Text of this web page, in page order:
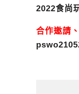
2022食尚
合作邀請